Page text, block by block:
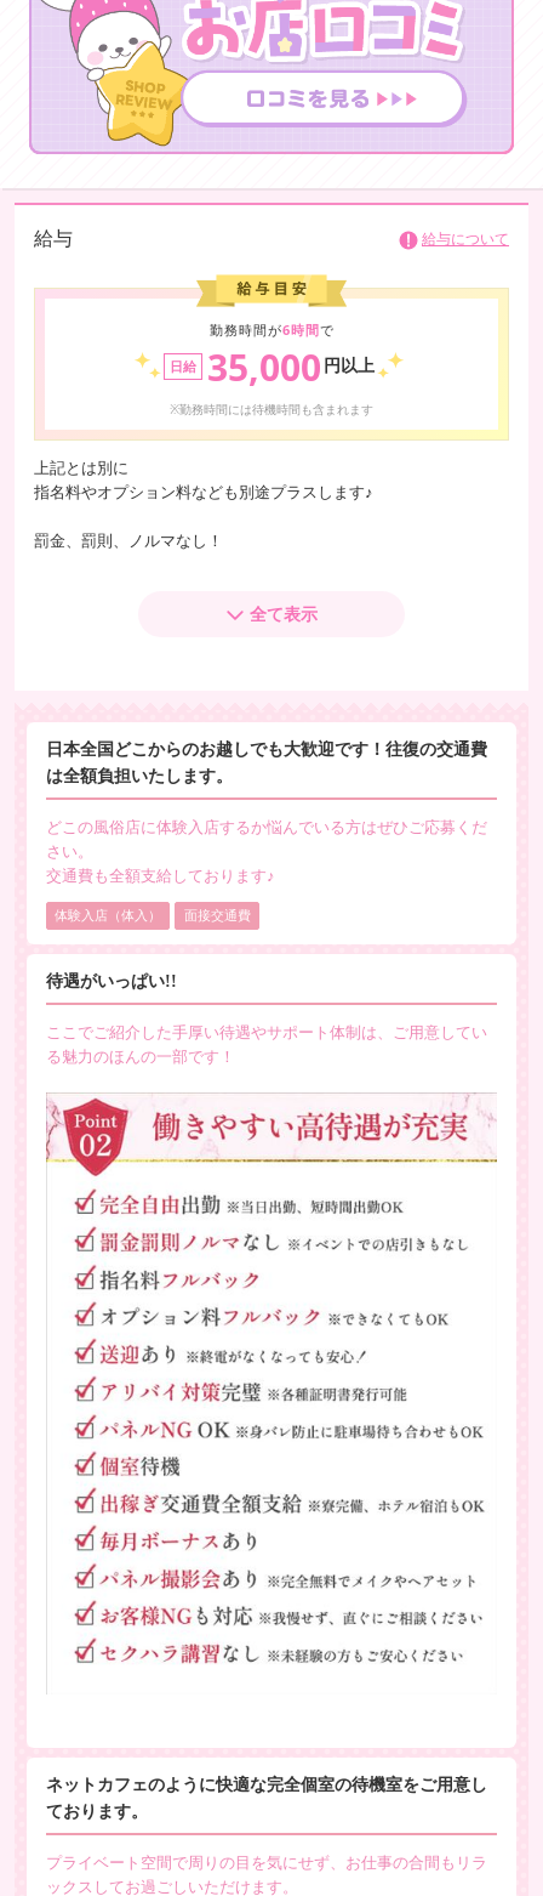
さらに、写メ日記の強制はしません。更新回数のノルマがなく、自由な
スタイルで働くことができます。
20年以上の実績がある老舗になります♪
スタッフ総出でサポートさせていただきますので、安心して働いていた
だけると思います♪
給与 給与について
勤務時間が6時間で
日給 35,000 円以上
※勤務時間には待機時間も含まれます
上記とは別に
指名料やオプション料なども別途プラスします♪
罰金、罰則、ノルマなし！
※指名料金含む
※指名料とオプションは全額バック!
（ローター・コスプレ等）
60分で10,000円以上のバックも可能です♪
【給料の参考例】
◆子育て中のママ Aさん◆
◎1日4～6時間の勤務
◎日給平均→24,000円以上
◎週1～2日出勤
◎1日3～4時間の勤務
◎お仕事平均本数5～7本
◎日給平均→50,000円以上
※上記は手取りの金額です。
他にも指名件数達成ボーナスや
その他プチボーナス等、
稼ぎやすさトップクラスの制度がいっぱい！
全て表示
日本全国どこからのお越しでも大歓迎です！往復の交通費
は全額負担いたします。
どこの風俗店に体験入店するか悩んでいる方はぜひご応募くだ
さい。
交通費も全額支給しております♪
体験入店（体入） 面接交通費
待遇がいっぱい!!
ここでご紹介した手厚い待遇やサポート体制は、ご用意してい
る魅力のほんの一部です！
ネットカフェのように快適な完全個室の待機室をご用意し
ております。
プライベート空間で周りの目を気にせず、お仕事の合間もリラ
ックスしてお過ごしいただけます。